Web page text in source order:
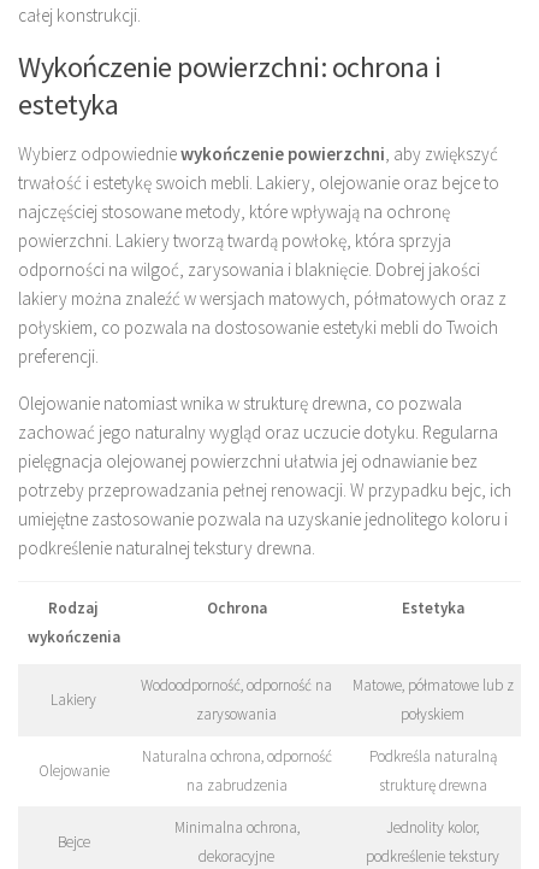
całej konstrukcji.
Wykończenie powierzchni: ochrona i
estetyka
Wybierz odpowiedniewykończenie powierzchni, aby zwiększyć
trwałość i estetykę swoich mebli. Lakiery, olejowanie oraz bejce to
najczęściej stosowane metody, które wpływają na ochronę
powierzchni. Lakiery tworzą twardą powłokę, która sprzyja
odporności na wilgoć, zarysowania i blaknięcie. Dobrej jakości
lakiery można znaleźć w wersjach matowych, półmatowych oraz z
połyskiem, co pozwala na dostosowanie estetyki mebli do Twoich
preferencji.
Olejowanie natomiast wnika w strukturę drewna, co pozwala
zachować jego naturalny wygląd oraz uczucie dotyku. Regularna
pielęgnacja olejowanej powierzchni ułatwia jej odnawianie bez
potrzeby przeprowadzania pełnej renowacji. W przypadku bejc, ich
umiejętne zastosowanie pozwala na uzyskanie jednolitego koloru i
podkreślenie naturalnej tekstury drewna.
Rodzaj
wykończenia
Ochrona Estetyka
Lakiery
Wodoodporność, odporność na
zarysowania
Matowe, półmatowe lub z
połyskiem
Olejowanie
Naturalna ochrona, odporność
na zabrudzenia
Podkreśla naturalną
strukturę drewna
Bejce
Minimalna ochrona,
dekoracyjne
Jednolity kolor,
podkreślenie tekstury